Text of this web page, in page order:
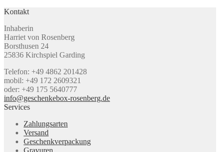
Kontakt
Inhaberin
Harriet von Rosenberg
Borsthusen 24
25836 Kirchspiel Garding
Telefon: +49 4862 201428
mobil: +49 172 2609321
oder: +49 175 5640777
info@geschenkebox-rosenberg.de
Services
Zahlungsarten
Versand
Geschenkverpackung